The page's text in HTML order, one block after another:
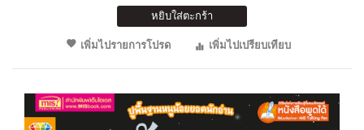
หยิบใส่ตะกร้า
เพิ่มไปรายการโปรด
เพิ่มไปเปรียบเทียบ